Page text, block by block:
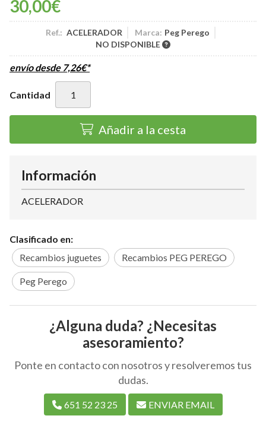
30,00€
Ref.: ACELERADOR Marca: Peg Perego
NO DISPONIBLE
envío desde 7,26€*
Cantidad
Añadir a la cesta
Información
ACELERADOR
Clasificado en:
Recambios juguetes
Recambios PEG PEREGO
Peg Perego
¿Alguna duda? ¿Necesitas
asesoramiento?
Ponte en contacto con nosotros y resolveremos tus
dudas.
651 52 23 25 ENVIAR EMAIL